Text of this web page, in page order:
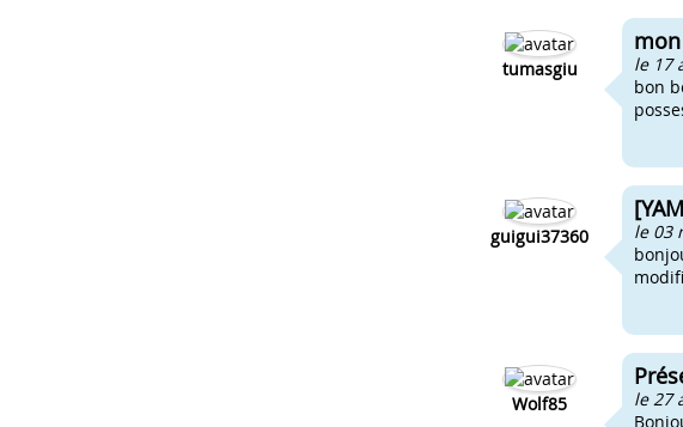
tumasgiu
le 17
bon
guigui37360
le 03
Wolf85
le 27